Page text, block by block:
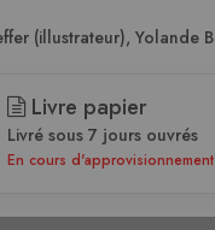
(illustrateur), Yolande
Livre papier
Livré sous 7 jours ouvrés
En cours d'approvisionnement